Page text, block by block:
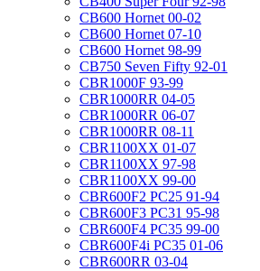
CB600 Hornet 00-02
CB600 Hornet 07-10
CB600 Hornet 98-99
CB750 Seven Fifty 92-01
CBR1000F 93-99
CBR1000RR 04-05
CBR1000RR 06-07
CBR1000RR 08-11
CBR1100XX 01-07
CBR1100XX 97-98
CBR1100XX 99-00
CBR600F2 PC25 91-94
CBR600F3 PC31 95-98
CBR600F4 PC35 99-00
CBR600F4i PC35 01-06
CBR600RR 03-04